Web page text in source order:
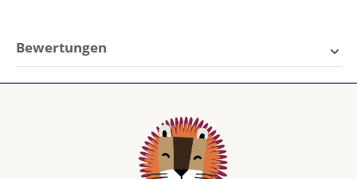
Bewertungen
Durchschnittliche Bewertung von 5 von 5 Sternen